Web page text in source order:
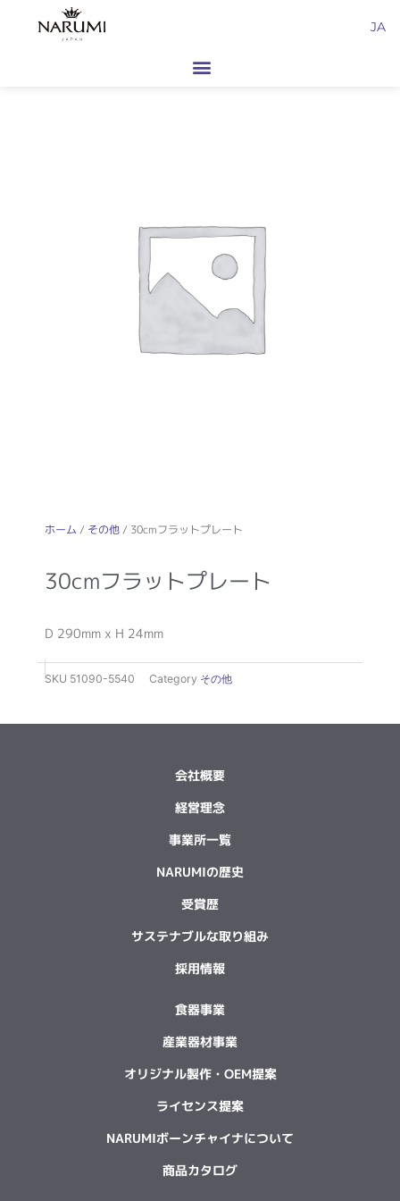
JA
ホーム / その他/ 30cmフラットプレート
30cmフラットプレート
D 290mm x H 24mm
SKU 51090-5540 Category その他
会社概要
経営理念
事業所一覧
NARUMIの歴史
受賞歴
サステナブルな取り組み
採用情報
食器事業
産業器材事業
オリジナル製作・OEM提案
ライセンス提案
NARUMIボーンチャイナについて
商品カタログ